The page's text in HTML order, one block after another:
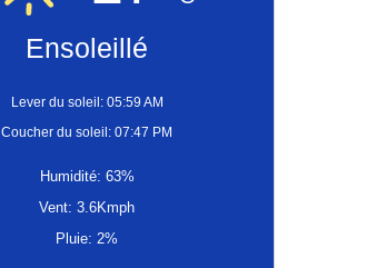
Ensoleillé
Lever du soleil: 05:59 AM
Coucher du soleil: 07:47 PM
Humidité: 63%
Vent: 3.6Kmph
Pluie: 2%